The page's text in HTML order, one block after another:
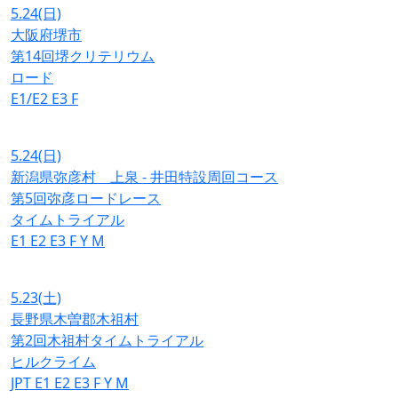
5.24(日)
大阪府堺市
第14回堺クリテリウム
ロード
E1/E2 E3 F
5.24(日)
新潟県弥彦村 上泉 - 井田特設周回コース
第5回弥彦ロードレース
タイムトライアル
E1 E2 E3 FY M
5.23(土)
長野県木曽郡木祖村
第2回木祖村タイムトライアル
ヒルクライム
JPT E1 E2 E3 FY M